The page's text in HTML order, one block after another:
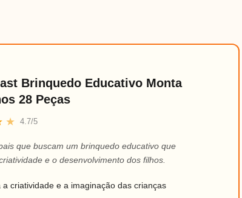
Brinquedo Educativo Monta
28 Peças
★ 4.7/5
que buscam um brinquedo educativo que
e o desenvolvimento dos filhos.
a criatividade e a imaginação das crianças